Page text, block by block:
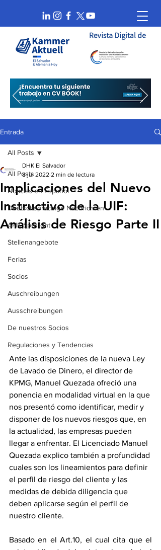
Entrada
All Posts
Noticias en Español
Deutschsprachige Nachrichten
AHK Spotlight
Stellenangebote
Ferias
Socios
Auschreibungen
Ausschreibungen
De nuestros Socios
Regulaciones y Tendencias
All Posts
Implicaciones del Nuevo
Instructivo de la UIF:
Análisis de Riesgo Parte II
DHK El Salvador
8 jul 2022 2 min de lectura
Ante las disposiciones de la nueva Ley
de Lavado de Dinero, el director de
KPMG, Manuel Quezada ofreció una
ponencia en modalidad virtual en la que
nos presentó como identificar, medir y
disponer de los nuevos riesgos que, en
la actualidad, las empresas pueden
llegar a enfrentar. El Licenciado Manuel
Quezada explico también a profundidad
cuales son los lineamientos para definir
el perfil de riesgo del cliente y las
medidas de debida diligencia que
deben aplicarse según el perfil de
nuestro cliente.
Basado en el Art.10, el cual cita que el